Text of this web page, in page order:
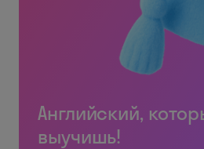
Английский,
выучишь!